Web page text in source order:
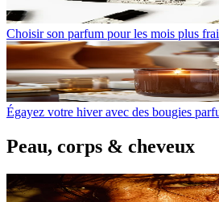
Choisir son parfum pour les mois plus
Égayez votre hiver avec des bougies
Peau, corps & cheveux